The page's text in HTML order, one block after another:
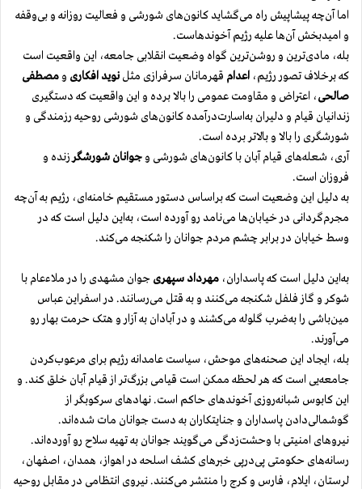
اما آن‌چه پیشاپیش راه می‌گشاید کانون‌های شورشی و فعالیت روزانه و بی‌وقفه
و امیدبخش آن‌ها علیه رژیم آخوندهاست.
بله، مادی‌ترین و روشن‌ترین گواه وضعیت انقلابی جامعه، این واقعیت است
که برخلاف تصور رژیم، اعدام قهرمانان سرفرازی مثل نوید افکاری و مصطفی
صالحی، اعتراض و مقاومت عمومی را بالا برده و این واقعیت که دستگیری
زندانیان قیام و دلیران به‌اسارت‌درآمده کانون‌های شورشی روحیه رزمندگی و
شورشگری را بالا و بالاتر برده است.
آری،‌ شعله‌های قیام آبان با کانون‌های شورشی و جوانان شورشگرزنده و
فروزان است.
به‌ دلیل این وضعیت است که براساس دستور مستقیم خامنه‌ای، رژیم به‌ آن‌چه
مجرم‌گردانی در خیابان‌ها می‌نامد رو آورده است، به‌این دلیل است که در
وسط خیابان در برابر چشم مردم جوانان را شکنجه می‌کند.
به‌این دلیل است که پاسداران، مهرداد سپهری جوان مشهدی را در ملاء‌عام با
شوکر و گاز فلفل شکنجه می‌کنند و به ‌قتل می‌رسانند. در اسفراین عباس
مین‌باشی را به‌ضرب گلوله می‌کشند و در آبادان به‌ آزار و هتک حرمت بهار رو
می‌آورند.
بله، ایجاد این صحنه‌های موحش، سیاست عامدانه رژیم برای مرعوب‌کردن
جامعه‌یی است که هر لحظه ممکن است قیامی بزرگ‌تر از قیام آبان خلق کند. و
این کابوس شبانه‌روزی آخوندهای حاکم است. نهاد‌های سرکوبگر از
گوشمالی‌دادن پاسداران و جنایتکاران به دست جوانان مات شده‌اند.
نیروهای امنیتی با وحشت‌زدگی می‌گویند جوانان به تهیه ‌سلاح رو آورده‌اند.
رسانه‌های حکومتی پی‌در‌پی خبرهای کشف اسلحه در اهواز، همدان، اصفهان،
لرستان، ایلام، فارس و کرج را منتشر می‌کنند. نیروی انتظامی در مقابل روحیه